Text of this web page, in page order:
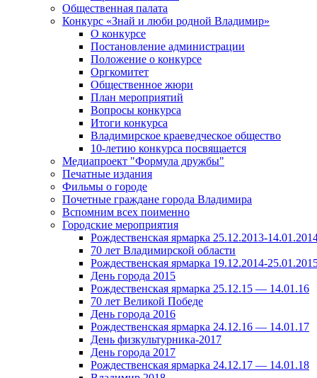
Общественная палата
Конкурс «Знай и люби родной Владимир»
О конкурсе
Постановление администрации
Положение о конкурсе
Оргкомитет
Общественное жюри
План мероприятий
Вопросы конкурса
Итоги конкурса
Владимирское краеведческое общество
10-летию конкурса посвящается
Медиапроект "Формула дружбы"
Печатные издания
Фильмы о городе
Почетные граждане города Владимира
Вспомним всех поименно
Городские мероприятия
Рождественская ярмарка 25.12.2013-
70 лет Владимирской области
Рождественская ярмарка 19.12.2014-
День города 2015
Рождественская ярмарка 25.12.15 — 14.01.16
70 лет Великой Победе
День города 2016
Рождественская ярмарка 24.12.16 — 14.01.17
День физкультурника-2017
День города 2017
Рождественская ярмарка 24.12.17 — 14.01.18